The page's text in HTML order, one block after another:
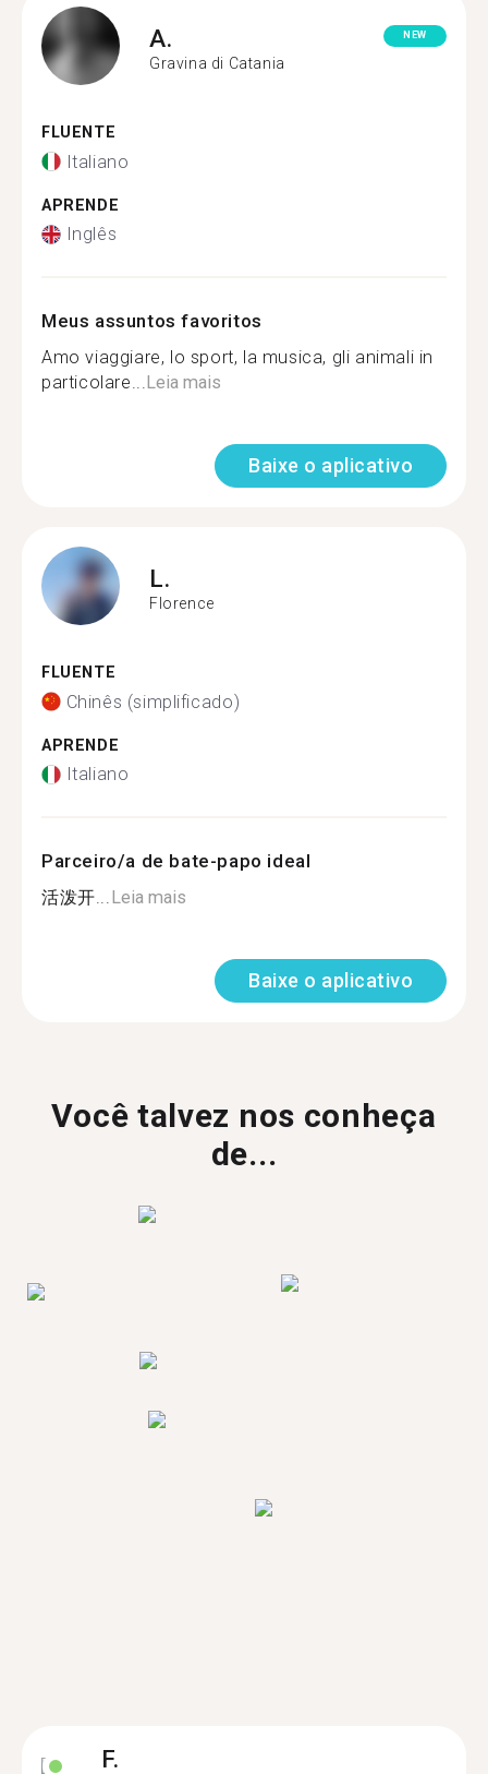
A.
Gravina di Catania
NEW
FLUENTE
Italiano
APRENDE
Inglês
Meus assuntos favoritos
Amo viaggiare, lo sport, la musica, gli animali in
particolare...Leia mais
Baixe o aplicativo
L.
Florence
FLUENTE
Chinês (simplificado)
APRENDE
Italiano
Parceiro/a de bate-papo ideal
活泼开...Leia mais
Baixe o aplicativo
Você talvez nos conheça
de...
F.